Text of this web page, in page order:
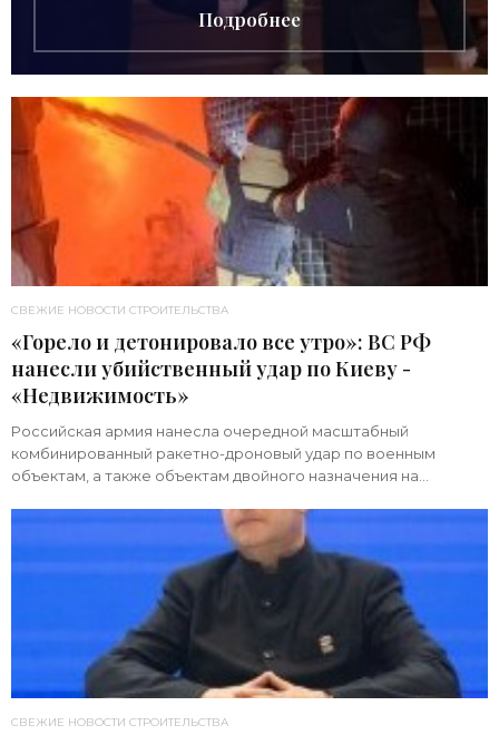
Подробнее
СВЕЖИЕ НОВОСТИ СТРОИТЕЛЬСТВА
«Горело и детонировало все утро»: ВС РФ
нанесли убийственный удар по Киеву -
«Недвижимость»
Российская армия нанесла очередной масштабный
комбинированный ракетно-дроновый удар по военным
объектам, а также объектам двойного назначения на
СВЕЖИЕ НОВОСТИ СТРОИТЕЛЬСТВА